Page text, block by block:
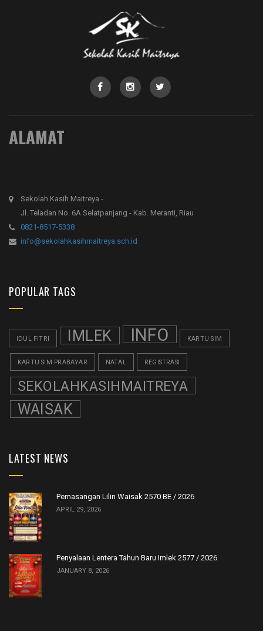
ALAMAT
Sekolah Kasih Maitreya -
Jl. Teladan No. 6A Selatpanjang - Kab. Meranti, Riau
0821-8517-5338
info@sekolahkasihmaitreya.sch.id
POPULAR TAGS
IDUL FITRI IMLEK INFO KARTU SIM
KARTU SIM PRABAYAR NATAL REGISTRASI
SEKOLAHKASIHMAITREYA
WAISAK
LATEST NEWS
Pemasangan Lilin Waisak 2570 BE / 2026
APRIL 29, 2026
Penyalaan Lentera Tahun Baru Imlek 2577 / 2026
JANUARY 8, 2026